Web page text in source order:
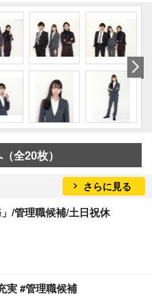
全20枚）
さらに見る
/管理職候補/土日祝休
実 #管理職候補